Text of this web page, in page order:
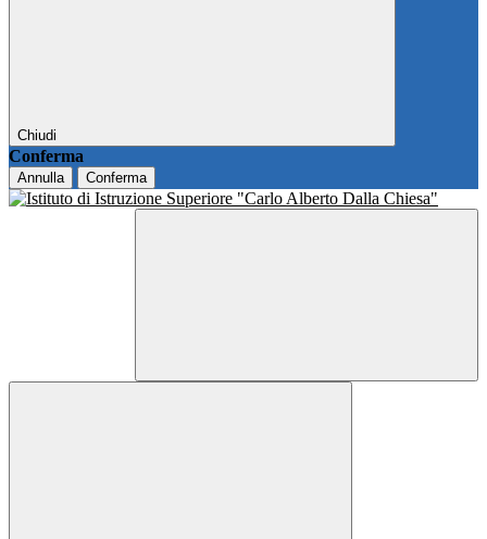
Chiudi
Conferma
Annulla Conferma